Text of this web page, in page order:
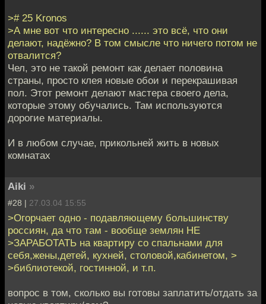
># 25 Kronos
>А мне вот что интересно ...... это всё, что они
делают, надёжно? В том смысле что ничего потом не
отвалится?
Чел, это не такой ремонт как делает половина
страны, просто клея новые обои и перекрашивая
пол. Этот ремонт делают мастера своего дела,
которые этому обучались. Там используются
дорогие материалы.
И в любом случае, прикольней жить в новых
комнатах
Aiki »
#28 | 27.03.04 15:55
>Огорчает одно - подавляющему большинству
россиян, да что там - вообще землян НЕ
>ЗАРАБОТАТЬ на квартиру со спальнами для
себя,жены,детей, кухней, столовой,кабинетом, >
>библиотекой, гостинной, и т.п.
вопрос в том, сколько вы готовы заплатить/отдать за